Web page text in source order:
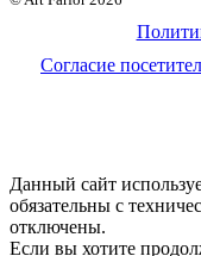
Согласие
Данный сайт
обязательны с
отключены.
Если вы хотите